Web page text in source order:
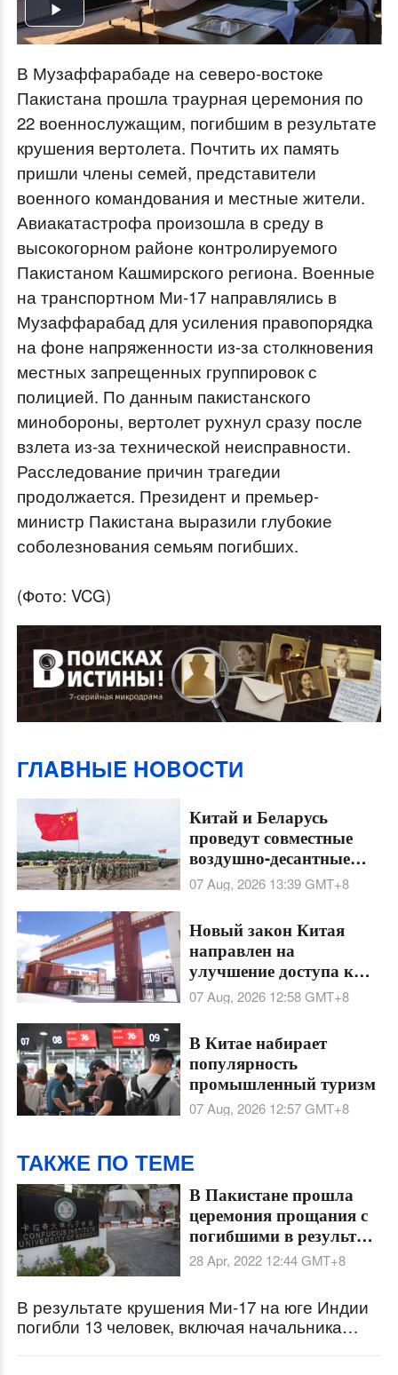
Play
В Музаффарабаде на северо-востоке
Пакистана прошла траурная церемония по
22 военнослужащим, погибшим в результате
крушения вертолета. Почтить их память
пришли члены семей, представители
военного командования и местные жители.
Авиакатастрофа произошла в среду в
высокогорном районе контролируемого
Пакистаном Кашмирского региона. Военные
на транспортном Ми-17 направлялись в
Музаффарабад для усиления правопорядка
на фоне напряженности из-за столкновения
местных запрещенных группировок с
полицией. По данным пакистанского
минобороны, вертолет рухнул сразу после
взлета из-за технической неисправности.
Расследование причин трагедии
продолжается. Президент и премьер-
министр Пакистана выразили глубокие
соболезнования семьям погибших.
(Фото: VCG)
ГЛABHЫE HOBOCTИ
Китай и Беларусь
проведут совместные
воздушно-десантные
тренировки
"Шэньин-2026" в Хубэе
07 Aug, 2026 13:39GMT+8
Новый закон Китая
направлен на
улучшение доступа к
общественным услугам
для всех этнических
групп
07 Aug, 2026 12:58GMT+8
В Китае набирает
популярность
промышленный туризм
07 Aug, 2026 12:57GMT+8
ТАКЖЕ ПО ТЕМЕ
В Пакистане прошла
церемония прощания с
погибшими в результате
взрыва в институте
Конфуция при
Университете Карачи
28 Apr, 2022 12:44GMT+8
В результате крушения Ми-17 на юге Индии
погибли 13 человек, включая начальника